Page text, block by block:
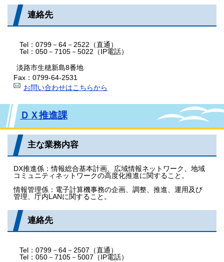
連絡先
Tel：0799－64－2522（直通）
Tel：050－7105－5022（IP電話）
淡路市生穂新島8番地
Fax：0799-64-2531
お問い合わせはこちらから
ＤＸ推進課
主な業務内容
DX推進係：情報総合基本計画、広域情報ネットワーク、地域
コミュニティネットワークの高度化推進に関すること。
情報管理係：電子計算機事務の企画、調整、推進、運用及び
管理、庁内LANに関すること。
連絡先
Tel：0799－64－2507（直通）
Tel：050－7105－5007（IP電話）